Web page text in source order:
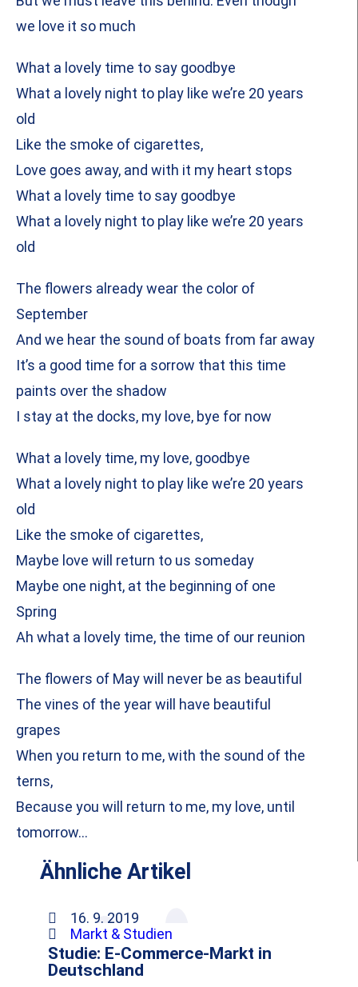
we love it so much
What a lovely time to say goodbye
What a lovely night to play like we’re 20 years
old
Like the smoke of cigarettes,
Love goes away, and with it my heart stops
What a lovely time to say goodbye
What a lovely night to play like we’re 20 years
old
The flowers already wear the color of
September
And we hear the sound of boats from far away
It’s a good time for a sorrow that this time
paints over the shadow
I stay at the docks, my love, bye for now
What a lovely time, my love, goodbye
What a lovely night to play like we’re 20 years
old
Like the smoke of cigarettes,
Maybe love will return to us someday
Maybe one night, at the beginning of one
Spring
Ah what a lovely time, the time of our reunion
The flowers of May will never be as beautiful
The vines of the year will have beautiful
grapes
When you return to me, with the sound of the
terns,
Because you will return to me, my love, until
tomorrow…
Ähnliche Artikel
16. 9. 2019
Markt & Studien
Studie: E-Commerce-Markt in
Deutschland